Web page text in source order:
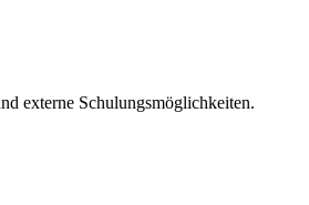
externe Schulungsmöglichkeiten.